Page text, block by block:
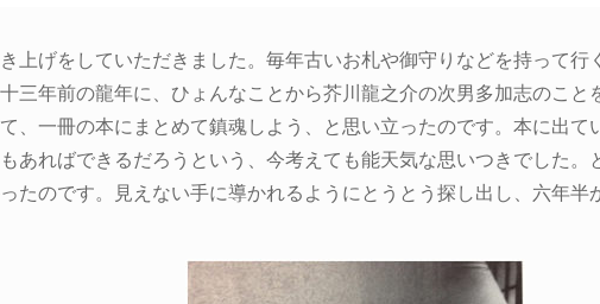
上げをしていただきました。毎年古いお札や御守りなどを持って
三年前の龍年に、ひょんなことから芥川龍之介の次男多加志のこ
、一冊の本にまとめて鎮魂しよう、と思い立ったのです。本に出
あればできるだろうという、今考えても能天気な思いつきでした
たのです。見えない手に導かれるようにとうとう探し出し、六年半